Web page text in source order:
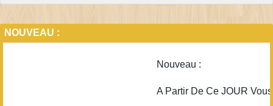
NOUVEAU :
Nouveau :
A Partir De Ce JOUR Vous